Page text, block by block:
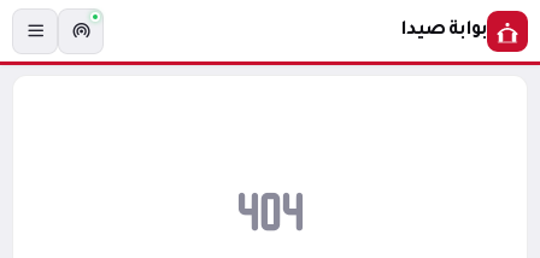
بوابة صيدا